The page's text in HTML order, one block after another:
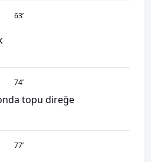
63’
74’
topu direğe
77’